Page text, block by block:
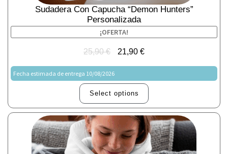
Sudadera Con Capucha “Demon Hunters”
Personalizada
¡OFERTA!
25,90€ 21,90 €
Fecha estimada de entrega 10/08/2026
Select options